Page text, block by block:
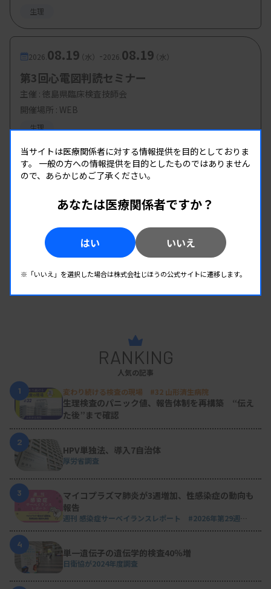
生理
2026. 08.19（水） -2026. 08.19（水）
第3回心電図判読セミナー
主催 : 徳島県臨床検査技師会
開催場所 : WEB
生理
RANKING
人気の記事
1
変わり続ける検査の現場 #32 山形済生病院
生理検査のパニック値、報告体制を再構築 “伝え
た後”まで確認
2
HPV単独法、導入7自治体
厚労省調査
3
マイコプラズマ肺炎が3週増加、性感染症の動向も
報告
週刊 感染症サーベイランスレポート #2026年第29週
4
単一遺伝子の遺伝学的検査40％増
日衛協が2024年度調査
当サイトは医療関係者に対する情報提供を目的としておりま
す。 一般の方への情報提供を目的としたものではありません
ので、あらかじめご了承ください。
あなたは医療関係者ですか？
はい いいえ
※「いいえ」を選択した場合は株式会社じほうの公式サイトに遷移します。